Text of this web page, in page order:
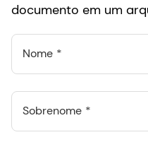
documento em um
Nome
Sobrenome